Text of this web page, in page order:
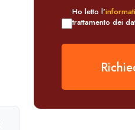
Ho letto l'
trattamento dei